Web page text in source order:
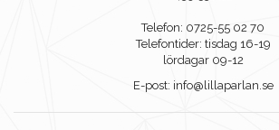
Telefon: 0725-55 02 70
Telefontider: tisdag 16-19
lördagar 09-12
E-post: info@lillaparlan.se